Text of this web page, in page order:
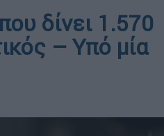
δίνει 1.570
– Υπό μία